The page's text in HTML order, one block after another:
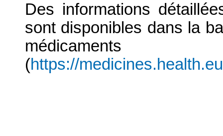
Des informations
sont disponibles dans la
médicaments
(https://